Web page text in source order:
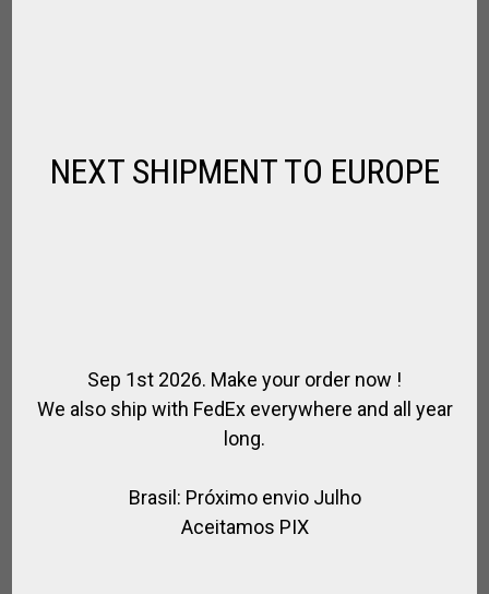
MAILLET ENTRAINNEMENT, ARENA, PADDOCK
POLO
NEXT SHIPMENT TO EUROPE
Sep 1st 2026. Make your order now !
We also ship with FedEx everywhere and all year
long.
Brasil: Próximo envio Julho
Aceitamos PIX